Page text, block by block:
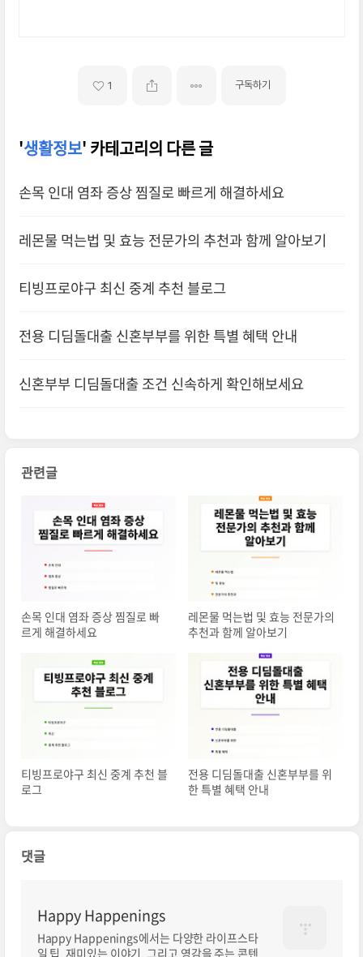
1 구독하기
'생활정보' 카테고리의 다른 글
손목 인대 염좌 증상 찜질로 빠르게 해결하세요
레몬물 먹는법 및 효능 전문가의 추천과 함께 알아보기
티빙프로야구 최신 중계 추천 블로그
전용 디딤돌대출 신혼부부를 위한 특별 혜택 안내
신혼부부 디딤돌대출 조건 신속하게 확인해보세요
관련글
손목 인대 염좌 증상 찜질로 빠
르게 해결하세요
레몬물 먹는법 및 효능 전문가의
추천과 함께 알아보기
티빙프로야구 최신 중계 추천 블
로그
전용 디딤돌대출 신혼부부를 위
한 특별 혜택 안내
댓글
Happy Happenings
Happy Happenings에서는 다양한 라이프스타
일 팁, 재미있는 이야기, 그리고 영감을 주는 콘텐